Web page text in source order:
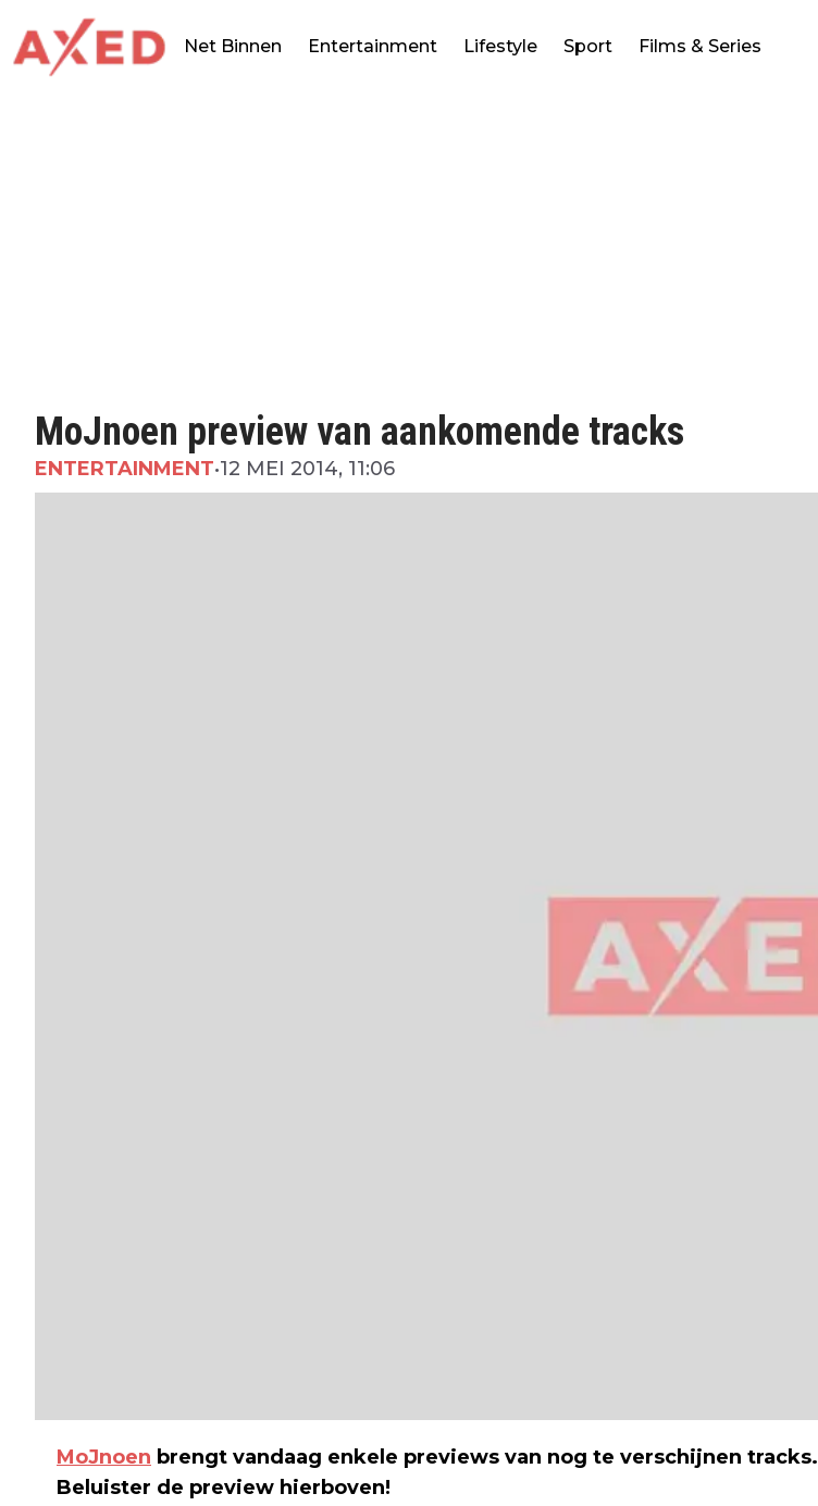
Net Binnen Entertainment Lifestyle Sport Films & Series
MoJnoen preview van aankomende tracks
ENTERTAINMENT•12 MEI 2014, 11:06
MoJnoen brengt vandaag enkele previews van nog te verschijnen tracks.
Beluister de preview hierboven!